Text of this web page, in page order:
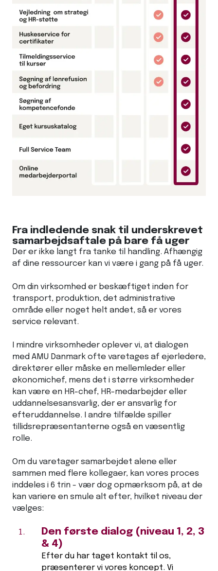
Fra indledende snak til underskrevet
samarbejdsaftale på bare få uger
Der er ikke langt fra tanke til handling. Afhængig
af dine ressourcer kan vi være i gang på få uger.
Om din virksomhed er beskæftiget inden for
transport, produktion, det administrative
område eller noget helt andet, så er vores
service relevant.
I mindre virksomheder oplever vi, at dialogen
med AMU Danmark ofte varetages af ejerledere,
direktører eller måske en mellemleder eller
økonomichef, mens det i større virksomheder
kan være en HR-chef, HR-medarbejder eller
uddannelsesansvarlig, der er ansvarlig for
efteruddannelse. I andre tilfælde spiller
tillidsrepræsentanterne også en væsentlig
rolle.
Om du varetager samarbejdet alene eller
sammen med flere kollegaer, kan vores proces
inddeles i 6 trin - vær dog opmærksom på, at de
kan variere en smule alt efter, hvilket niveau der
vælges:
Den første dialog (niveau 1, 2, 3
& 4)
Efter du har taget kontakt til os,
præsenterer vi vores koncept. Vi